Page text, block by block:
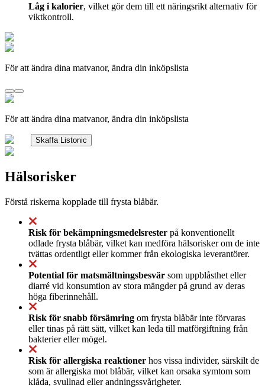
Låg i kalorier, vilket gör dem till ett näringsrikt alternativ för
viktkontroll.
För att ändra dina matvanor, ändra din inköpslista
För att ändra dina matvanor, ändra din inköpslista
Skaffa Listonic
Hälsorisker
Förstå riskerna kopplade till frysta blåbär.
Risk för bekämpningsmedelsrester på konventionellt
odlade frysta blåbär, vilket kan medföra hälsorisker om de inte
tvättas ordentligt eller kommer från ekologiska leverantörer.
Potential för matsmältningsbesvär som uppblåsthet eller
diarré vid konsumtion av stora mängder på grund av deras
höga fiberinnehåll.
Risk för snabb försämring om frysta blåbär inte förvaras
eller tinas på rätt sätt, vilket kan leda till matförgiftning från
bakterier eller mögel.
Risk för allergiska reaktioner hos vissa individer, särskilt de
som är allergiska mot blåbär, vilket kan orsaka symtom som
klåda, svullnad eller andningssvårigheter.